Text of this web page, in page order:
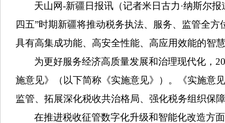
天山网-新疆日报讯（记者米日古力·纳斯尔
四五”时期新疆将推动税务执法、服务、监管全
具有高集成功能、高安全性能、高应用效能的智
为更好服务经济高质量发展和治理现代化，
施意见》（以下简称《实施意见》）。《实施意
监管、拓展深化税收共治格局、强化税务组织保
在推进税收征管数字化升级和智能化改造方